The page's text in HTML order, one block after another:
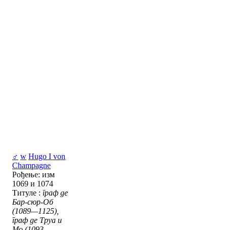
♂ w Hugo I von
Champagne
Рођење: изм
1069 и 1074
Титуле : граф де
Бар-сюр-Об
(1089—1125),
граф де Труа и